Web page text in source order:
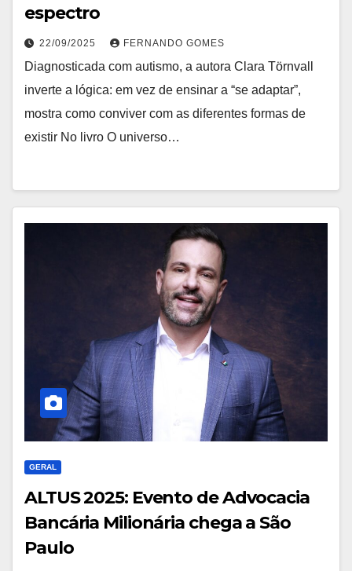
espectro
22/09/2025 FERNANDO GOMES
Diagnosticada com autismo, a autora Clara Törnvall
inverte a lógica: em vez de ensinar a “se adaptar”,
mostra como conviver com as diferentes formas de
existir No livro O universo…
GERAL
ALTUS 2025: Evento de Advocacia
Bancária Milionária chega a São
Paulo